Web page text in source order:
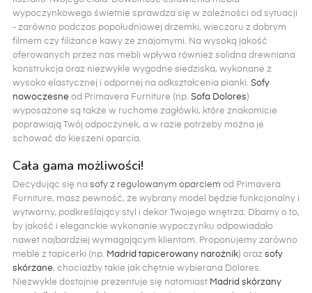
wypoczynkowego świetnie sprawdza się w zależności od sytuacji
- zarówno podczas popołudniowej drzemki, wieczoru z dobrym
filmem czy filiżance kawy ze znajomymi. Na wysoką jakość
oferowanych przez nas mebli wpływa również solidna drewniana
konstrukcja oraz niezwykle wygodne siedziska, wykonane z
wysoko elastycznej i odpornej na odkształcenia pianki. Sofy
nowoczesne od Primavera Furniture (np. Sofa Dolores)
wyposażone są także w ruchome zagłówki, które znakomicie
poprawiają Twój odpoczynek, a w razie potrzeby można je
schować do kieszeni oparcia.
Cała gama możliwości!
Decydując się na sofy z regulowanym oparciem od Primavera
Furniture, masz pewność, że wybrany model będzie funkcjonalny i
wytworny, podkreślający styl i dekor Twojego wnętrza. Dbamy o to,
by jakość i eleganckie wykonanie wypoczynku odpowiadało
nawet najbardziej wymagającym klientom. Proponujemy zarówno
meble z tapicerki (np. Madrid tapicerowany narożnik) oraz sofy
skórzane, chociażby takie jak chętnie wybierana Dolores.
Niezwykle dostojnie prezentuje się natomiast Madrid skórzany